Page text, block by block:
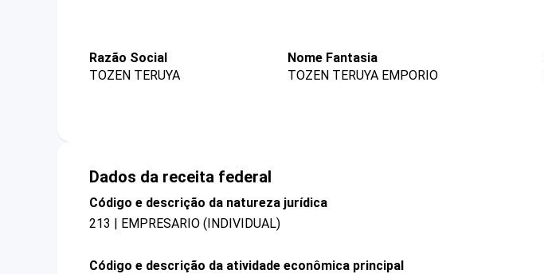
Razão Social
TOZEN TERUYA
Nome Fantasia
TOZEN TERUYA EMPORIO
Dados da receita federal
Código e descrição da natureza jurídica
213 | EMPRESARIO (INDIVIDUAL)
Código e descrição da atividade econômica principal